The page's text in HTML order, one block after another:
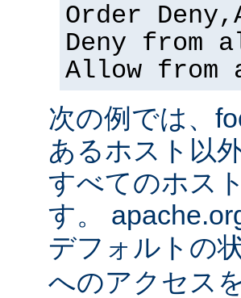
Order
Deny from
Allow from
次の例では、
あるホスト以
すべてのホス
す。
デフォルトの
へのアクセス